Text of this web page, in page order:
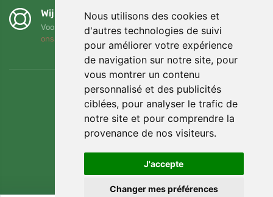
Nous utilisons des cookies et
d'autres technologies de suivi
pour améliorer votre expérience
de navigation sur notre site, pour
vous montrer un contenu
personnalisé et des publicités
ciblées, pour analyser le trafic de
notre site et pour comprendre la
provenance de nos visiteurs.
J'accepte
Changer mes préférences
Wij steunen Trees.org
Voor elke bestelling planten we een boom! Lees meer
ons